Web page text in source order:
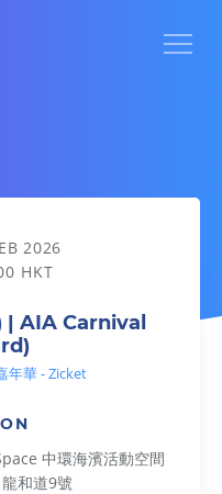
(Standard)
2026
HKT
| AIA Carnival
年華 - Zicket
中環海濱活動空間
和道9號